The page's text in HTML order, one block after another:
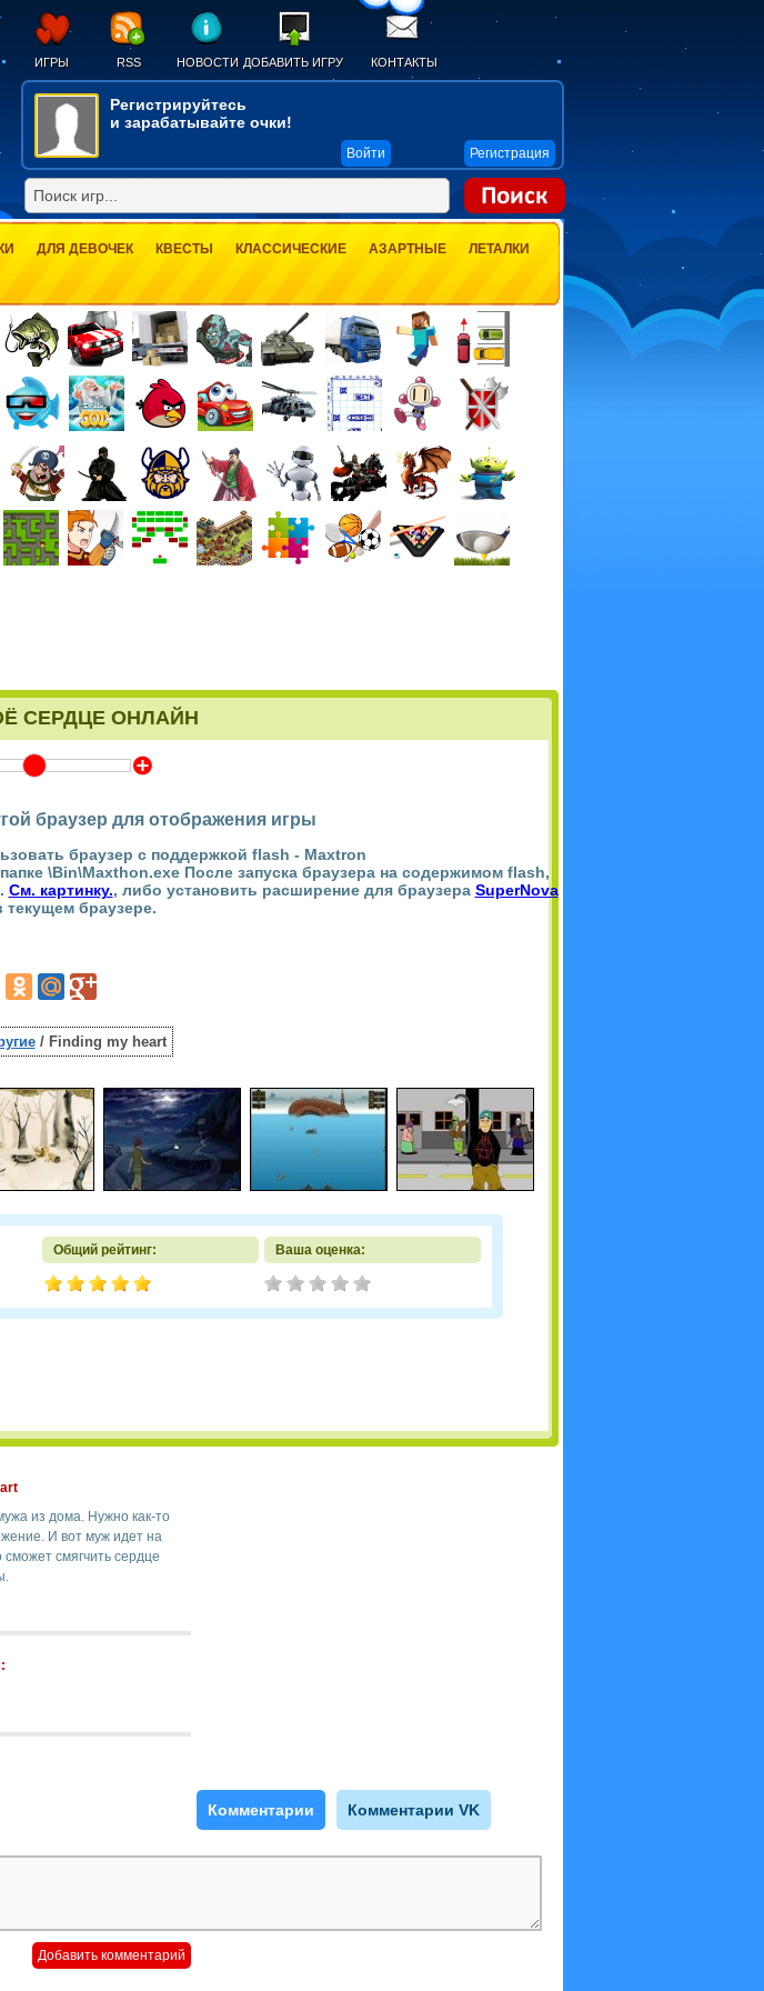
ИГРЫ RSS НОВОСТИ ДОБАВИТЬ ИГРУ КОНТАКТЫ
Регистрируйтесь
и зарабатывайте очки!
Войти Регистрация
ДЛЯ ДЕВОЧЕК КВЕСТЫ КЛАССИЧЕСКИЕ АЗАРТНЫЕ
ЛЕТАЛКИ
СЕРДЦЕ ОНЛАЙН
Z
браузер для отображения игры
браузер с поддержкой flash - Maxtron
\Bin\Maxthon.exe После запуска браузера на содержимом flash,
См. картинку., либо установить расширение для браузера SuperNova
текущем браузере.
/ Finding my heart
Общий рейтинг: Ваша оценка:
из дома. Нужно как-то
И вот муж идет на
сможет смягчить сердце
Комментарии Комментарии VK